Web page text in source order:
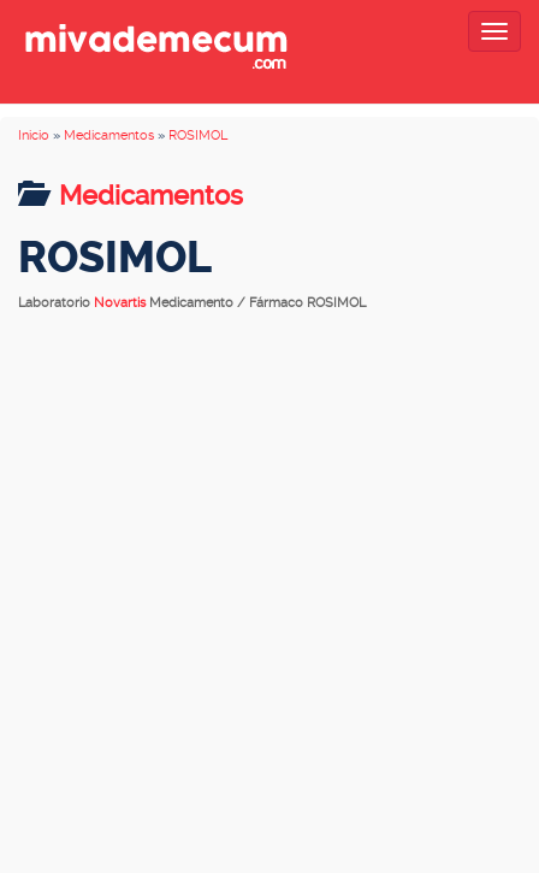
Inicio » Medicamentos » ROSIMOL
Medicamentos
ROSIMOL
Laboratorio Novartis Medicamento / Fármaco ROSIMOL